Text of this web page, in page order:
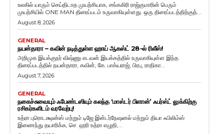
உலகில் யாரும் செய்திடாத முயற்சியாக, சங்ககிரி ராஜ்குமாரின் பெரும்
முயற்சியில் ONE MAN திரைப்படம் உருவாகியுள்ளது. ஒரு திரைப்படத்திற்குத்...
August 8, 2026
GENERAL
நயன்தாரா – கவின் நடித்துள்ள ஹாய் ஆகஸ்ட் 28-ல் ரிலீஸ்!
அறிமுக இயக்குநர் விஷ்ணு எடவன் இயக்கத்தில் உருவாகியுள்ள இந்த
திரைப்படத்தில் நயன்தாரா, கவின், கே. பாக்யராஜ், பிரபு, ராதிகா...
August 7, 2026
GENERAL
நகைச்சுவையும் ஃபேண்டஸியும் கலந்த ‘மாஸ்டர் பிளான்’ ஃபர்ஸ்ட் லுக்கிற்கு
ரசிகர்களிடம் வரவேற்பு!
உத்ரா புரொடக்ஷன்ஸ் மற்றும் டிஜே இன்டர்நேஷனல் மற்றும் தியா ஃபிலிம்ஸ்
இணைந்து தயாரிக்க, செ. ஹரி உத்ரா எழுதி,...